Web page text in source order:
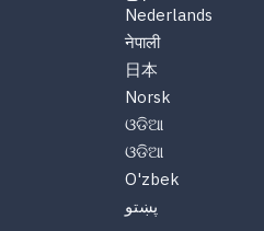
Nederlands
नेपाली
日本
Norsk
ଓଡିଆ
ଓଡିଆ
O'zbek
پښتو